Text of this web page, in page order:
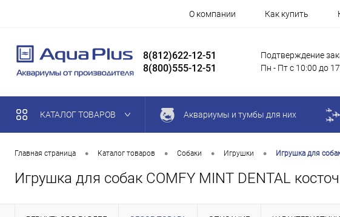
О компании Как купить
8(812)622-12-51
8(800)555-12-51
Подтверждение
Пн - Пт с 10:00 до
КАТАЛОГ ТОВАРОВ Аквариумы и тумбы для них
Главная страница • Каталог товаров • Собаки • Игрушки • Игрушка для
Игрушка для собак COMFY MINT DENTAL